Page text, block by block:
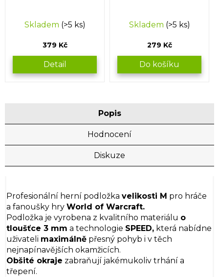
Skladem (>5 ks)
379 Kč
Detail
Skladem (>5 ks)
279 Kč
Do košíku
Popis
Hodnocení
Diskuze
Profesionální herní podložka velikosti M pro hráče
a fanoušky hry World of Warcraft.
Podložka je vyrobena z kvalitního materiálu o
tloušťce 3 mm a technologie SPEED, která nabídne
uživateli maximálně přesný pohyb i v těch
nejnapínavějších okamžicích.
Obšité okraje zabraňují jakémukoliv trhání a
třepení.